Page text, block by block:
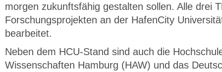
morgen zukunftsfähig gestalten sollen. Alle drei
Forschungsprojekten an der HafenCity
bearbeitet.
Neben dem HCU-Stand sind auch die
Wissenschaften Hamburg (HAW) und das